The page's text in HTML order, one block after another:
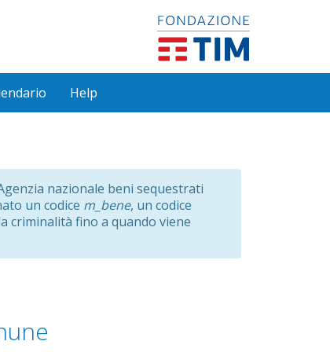
Help
nazionale beni sequestrati
un codice m_bene, un codice
criminalità fino a quando viene